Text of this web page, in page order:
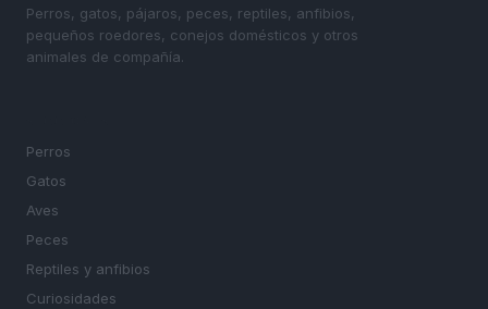
Perros, gatos, pájaros, peces, reptiles, anfibios,
pequeños roedores, conejos domésticos y otros
animales de compañía.
Perros
Gatos
Aves
Peces
Reptiles y anfibios
Curiosidades